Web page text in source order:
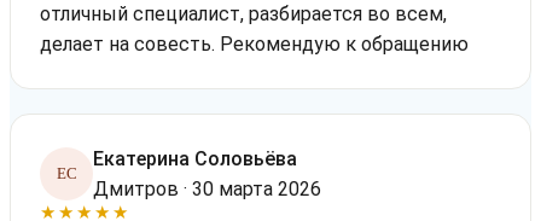
отличный специалист, разбирается во всем,
делает на совесть. Рекомендую к обращению
ЕС
Екатерина Соловьёва
Дмитров · 30 марта 2026
★★★★★